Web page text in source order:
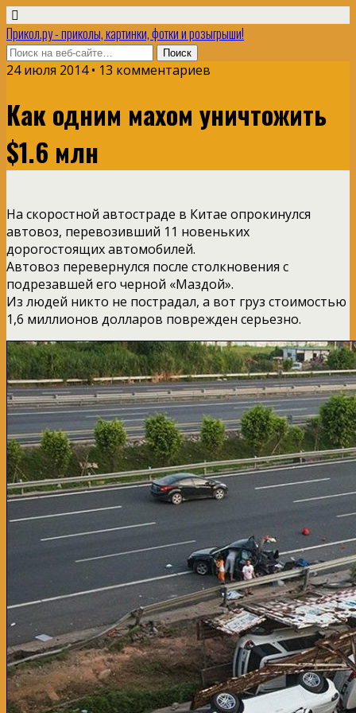
Прикол.ру - приколы, картинки, фотки и розыгрыши!
24 июля 2014 • 13 комментариев
Как одним махом уничтожить
$1.6 млн
На скоростной автостраде в Китае опрокинулся
автовоз, перевозивший 11 новеньких
дорогостоящих автомобилей.
Автовоз перевернулся после столкновения с
подрезавшей его черной «Маздой».
Из людей никто не пострадал, а вот груз стоимостью
1,6 миллионов долларов поврежден серьезно.